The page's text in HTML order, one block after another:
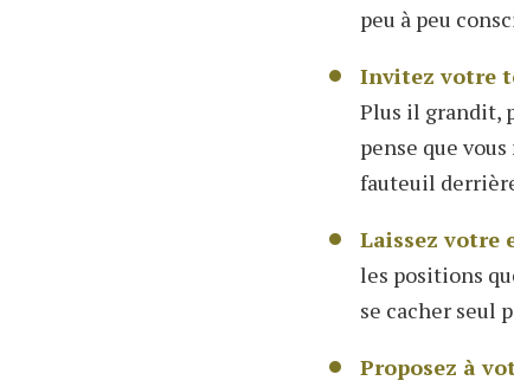
peu à peu
Invitez votre
Plus il grandit,
pense que
fauteuil
Laissez votre
les positions
se cacher seul
Proposez à